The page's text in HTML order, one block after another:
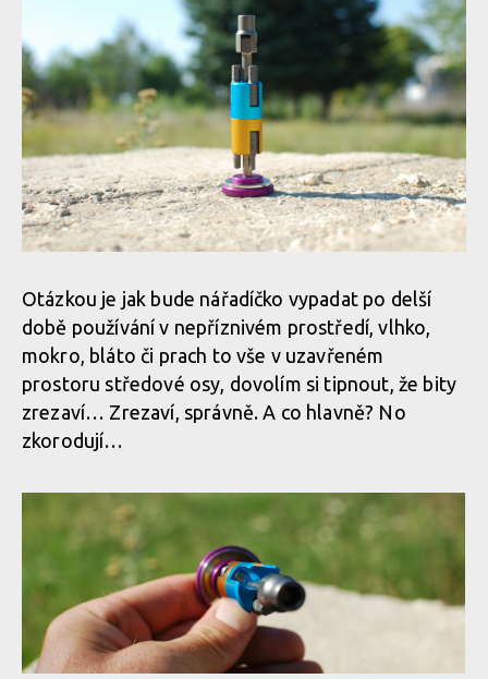
Otázkou je jak bude nářadíčko vypadat po delší
době používání v nepříznivém prostředí, vlhko,
mokro, bláto či prach to vše v uzavřeném
prostoru středové osy, dovolím si tipnout, že bity
zrezaví… Zrezaví, správně. A co hlavně? No
zkorodují…